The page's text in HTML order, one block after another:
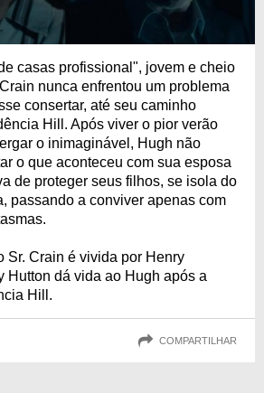
casas profissional", jovem e cheio
nunca enfrentou um problema
consertar, até seu caminho
Hill. Após viver o pior verão
o inimaginável, Hugh não
o que aconteceu com sua esposa
de proteger seus filhos, se isola do
passando a conviver apenas com
Sr. Crain é vivida por Henry
Hutton dá vida ao Hugh após a
Hill.
COMPARTILHAR